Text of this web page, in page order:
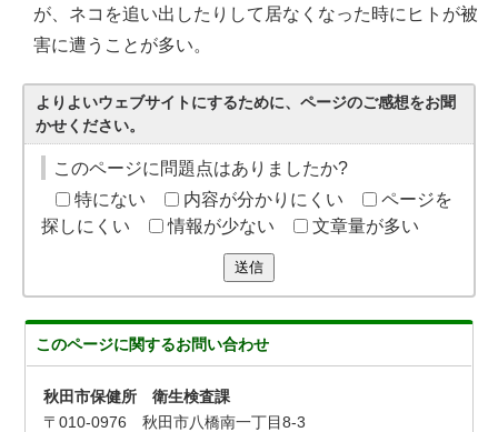
が、ネコを追い出したりして居なくなった時にヒトが被
害に遭うことが多い。
よりよいウェブサイトにするために、ページのご感想をお聞
かせください。
このページに問題点はありましたか?
特にない
内容が分かりにくい
ページを
探しにくい
情報が少ない 文章量が多い
送信
このページに関するお問い合わせ
秋田市保健所 衛生検査課
〒010-0976 秋田市八橋南一丁目8-3